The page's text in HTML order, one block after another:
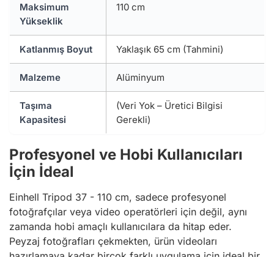
Maksimum
Yükseklik
110 cm
Katlanmış Boyut Yaklaşık 65 cm (Tahmini)
Malzeme Alüminyum
Taşıma
Kapasitesi
(Veri Yok – Üretici Bilgisi
Gerekli)
Profesyonel ve Hobi Kullanıcıları
İçin İdeal
Einhell Tripod 37 - 110 cm, sadece profesyonel
fotoğrafçılar veya video operatörleri için değil, aynı
zamanda hobi amaçlı kullanıcılara da hitap eder.
Peyzaj fotoğrafları çekmekten, ürün videoları